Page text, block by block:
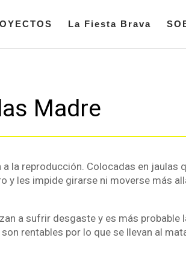
La Fiesta Brava
Madre
la reproducción. Colocadas en jaulas
y les impide girarse ni moverse más
a sufrir desgaste y es más probable
rentables por lo que se llevan al